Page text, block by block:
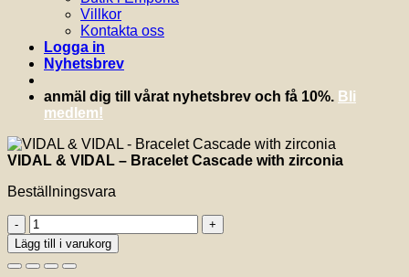
Villkor
Kontakta oss
Logga in
Nyhetsbrev
anmäl dig till vårat nyhetsbrev och få 10%. Bli
medlem!
VIDAL & VIDAL – Bracelet Cascade with zirconia
Beställningsvara
VIDAL
&
VIDAL
-
Lägg till i varukorg